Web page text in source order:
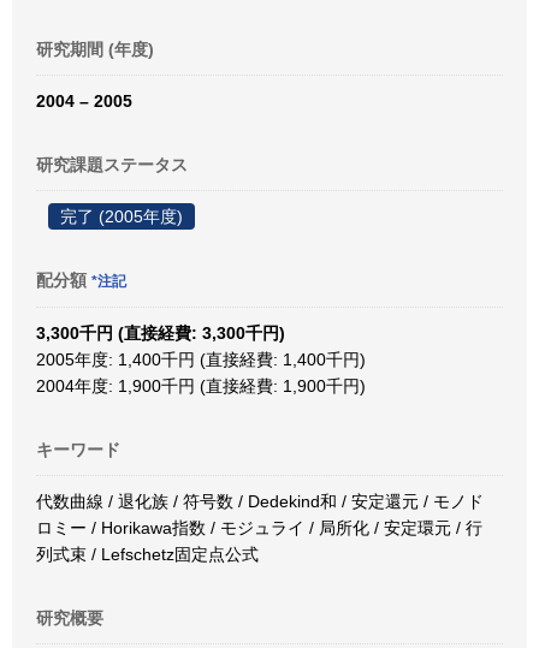
研究期間 (年度)
2004 – 2005
研究課題ステータス
完了 (2005年度)
配分額 *注記
3,300千円 (直接経費: 3,300千円)
2005年度: 1,400千円 (直接経費: 1,400千円)
2004年度: 1,900千円 (直接経費: 1,900千円)
キーワード
代数曲線 / 退化族 / 符号数 / Dedekind和 / 安定還元 / モノド
ロミー / Horikawa指数 / モジュライ / 局所化 / 安定環元 / 行
列式束 / Lefschetz固定点公式
研究概要